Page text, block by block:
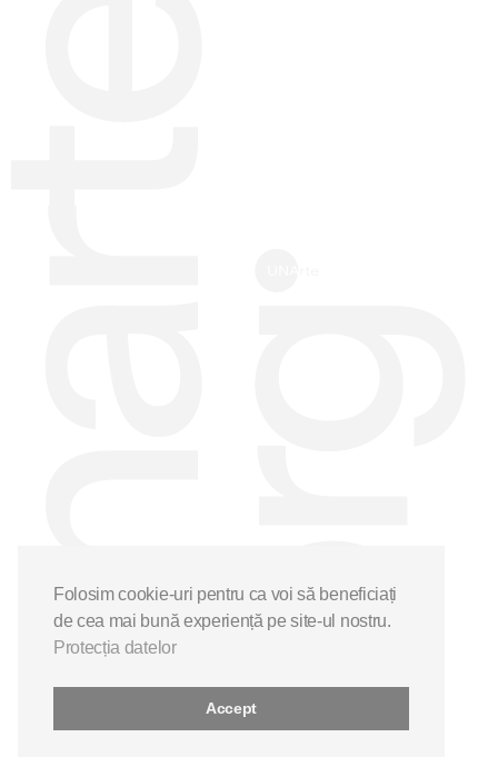
Folosim cookie-uri pentru ca voi să beneficiați
de cea mai bună experiență pe site-ul nostru.
Protecția datelor
Accept